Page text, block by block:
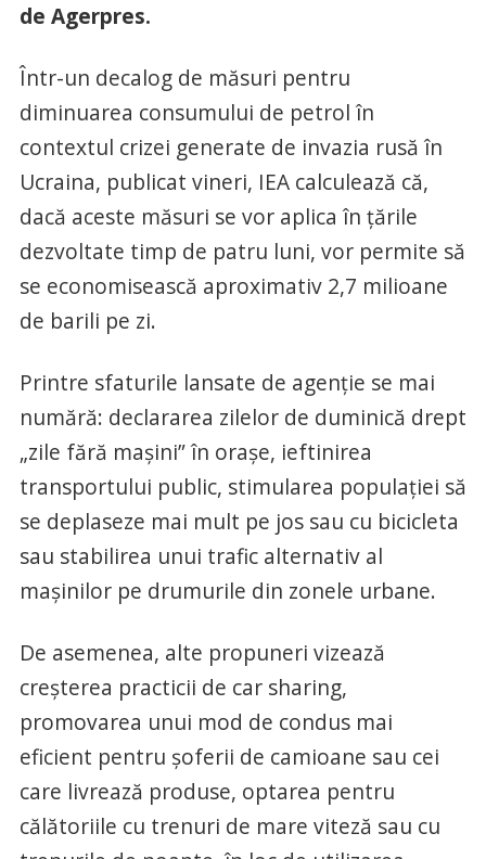
de Agerpres.
Într-un decalog de măsuri pentru
diminuarea consumului de petrol în
contextul crizei generate de invazia rusă în
Ucraina, publicat vineri, IEA calculează că,
dacă aceste măsuri se vor aplica în ţările
dezvoltate timp de patru luni, vor permite să
se economisească aproximativ 2,7 milioane
de barili pe zi.
Printre sfaturile lansate de agenţie se mai
numără: declararea zilelor de duminică drept
„zile fără maşini” în oraşe, ieftinirea
transportului public, stimularea populaţiei să
se deplaseze mai mult pe jos sau cu bicicleta
sau stabilirea unui trafic alternativ al
maşinilor pe drumurile din zonele urbane.
De asemenea, alte propuneri vizează
creşterea practicii de car sharing,
promovarea unui mod de condus mai
eficient pentru şoferii de camioane sau cei
care livrează produse, optarea pentru
călătoriile cu trenuri de mare viteză sau cu